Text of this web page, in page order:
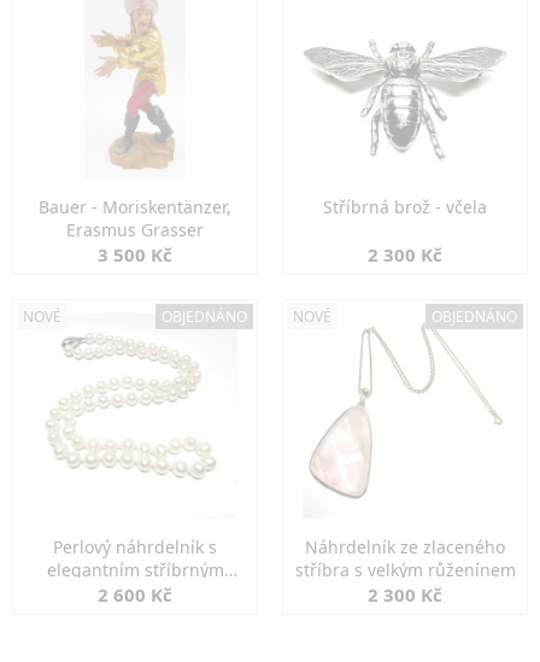
Bauer - Moriskentänzer,
Erasmus Grasser
3 500 Kč
Stříbrná brož - včela
2 300 Kč
NOVÉ OBJEDNÁNO
Perlový náhrdelník s
elegantním stříbrným
zapínáním
2 600 Kč
NOVÉ OBJEDNÁNO
Náhrdelník ze zlaceného
stříbra s velkým růženínem
2 300 Kč